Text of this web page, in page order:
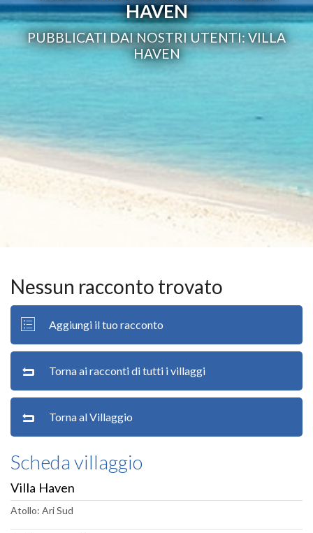
HAVEN
PUBBLICATI DAI NOSTRI UTENTI: VILLA
HAVEN
Aggiungi il tuo racconto
Torna ai racconti di tutti i villaggi
Torna al Villaggio
Scheda villaggio
Villa Haven
Atollo: Ari Sud
Nessun racconto trovato